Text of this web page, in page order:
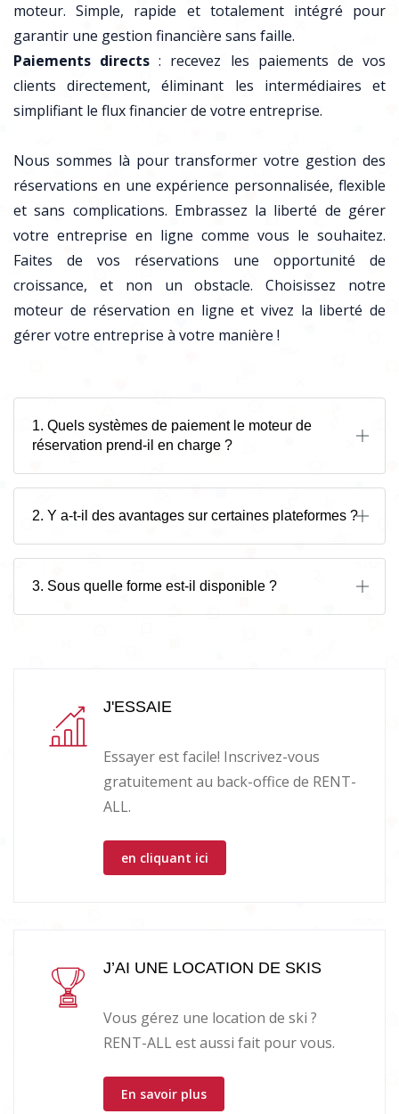
moteur. Simple, rapide et totalement intégré pour
garantir une gestion financière sans faille.
Paiements directs : recevez les paiements de vos
clients directement, éliminant les intermédiaires et
simplifiant le flux financier de votre entreprise.
Nous sommes là pour transformer votre gestion des
réservations en une expérience personnalisée, flexible
et sans complications. Embrassez la liberté de gérer
votre entreprise en ligne comme vous le souhaitez.
Faites de vos réservations une opportunité de
croissance, et non un obstacle. Choisissez notre
moteur de réservation en ligne et vivez la liberté de
gérer votre entreprise à votre manière !
1. Quels systèmes de paiement le moteur de
réservation prend-il en charge ?
2. Y a-t-il des avantages sur certaines plateformes ?
3. Sous quelle forme est-il disponible ?
J'ESSAIE
Essayer est facile! Inscrivez-vous
gratuitement au back-office de RENT-
ALL.
en cliquant ici
J’AI UNE LOCATION DE SKIS
Vous gérez une location de ski ?
RENT-ALL est aussi fait pour vous.
En savoir plus